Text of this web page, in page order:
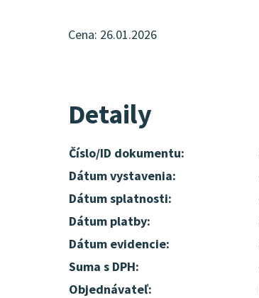
Cena: 26.01.2026
Detaily
Číslo/ID dokumentu:
Dátum vystavenia:
Dátum splatnosti:
Dátum platby:
Dátum evidencie:
Suma s DPH:
Objednávateľ: